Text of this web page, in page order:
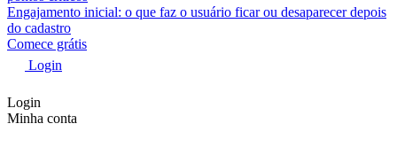
Engajamento inicial: o que faz o usuário ficar ou desaparecer depois
do cadastro
Comece grátis
Login
Login
Minha conta